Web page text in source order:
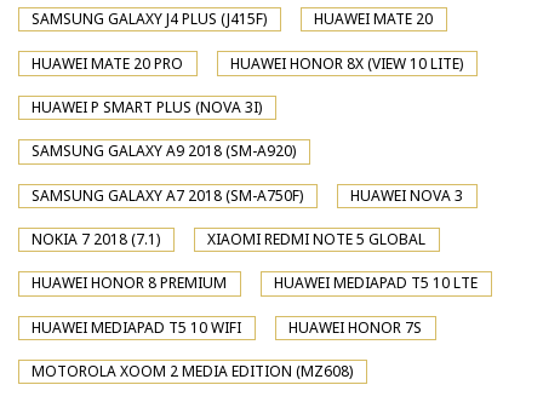
SAMSUNG GALAXY J4 PLUS (J415F) HUAWEI MATE 20
HUAWEI MATE 20 PRO HUAWEI HONOR 8X (VIEW 10 LITE)
HUAWEI P SMART PLUS (NOVA 3I)
SAMSUNG GALAXY A9 2018 (SM-A920)
SAMSUNG GALAXY A7 2018 (SM-A750F) HUAWEI NOVA 3
NOKIA 7 2018 (7.1) XIAOMI REDMI NOTE 5 GLOBAL
HUAWEI HONOR 8 PREMIUM HUAWEI MEDIAPAD T5 10 LTE
HUAWEI MEDIAPAD T5 10 WIFI HUAWEI HONOR 7S
MOTOROLA XOOM 2 MEDIA EDITION (MZ608)